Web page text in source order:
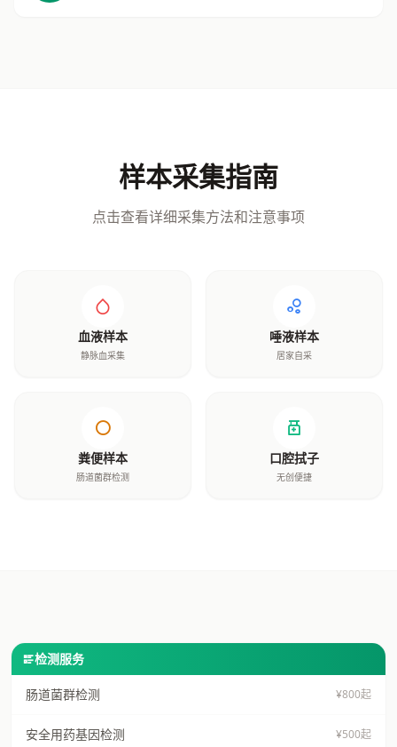
样本采集指南
点击查看详细采集方法和注意事项
血液样本
静脉血采集
唾液样本
居家自采
粪便样本
肠道菌群检测
口腔拭子
无创便捷
检测服务
肠道菌群检测 ¥800起
安全用药基因检测 ¥500起